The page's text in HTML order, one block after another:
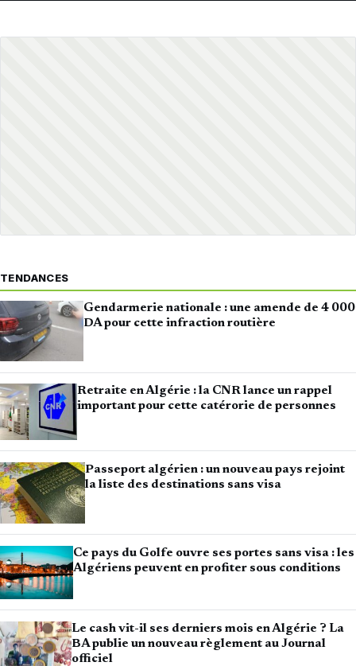
TENDANCES
Gendarmerie nationale : une amende de 4 000
DA pour cette infraction routière
Retraite en Algérie : la CNR lance un rappel
important pour cette catérorie de personnes
Passeport algérien : un nouveau pays rejoint
la liste des destinations sans visa
Ce pays du Golfe ouvre ses portes sans visa : les
Algériens peuvent en profiter sous conditions
Le cash vit-il ses derniers mois en Algérie ? La
BA publie un nouveau règlement au Journal
officiel